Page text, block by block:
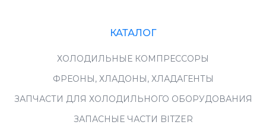
КАТАЛОГ
ХОЛОДИЛЬНЫЕ КОМПРЕССОРЫ
ФРЕОНЫ, ХЛАДОНЫ, ХЛАДАГЕНТЫ
ЗАПЧАСТИ ДЛЯ ХОЛОДИЛЬНОГО ОБОРУДОВАНИЯ
ЗАПАСНЫЕ ЧАСТИ BITZER